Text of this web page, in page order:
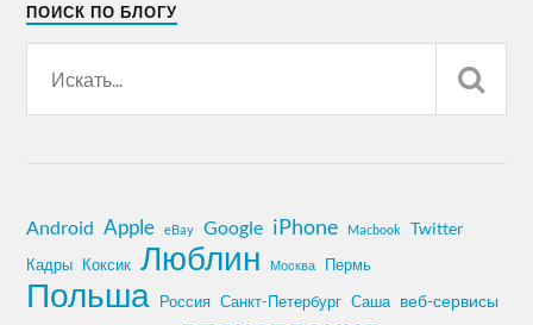
ПОИСК ПО БЛОГУ
Android Apple eBay Google iPhone Macbook Twitter
Кадры Коксик Люблин Москва Пермь
Польша Россия Санкт-Петербург Саша веб-сервисы